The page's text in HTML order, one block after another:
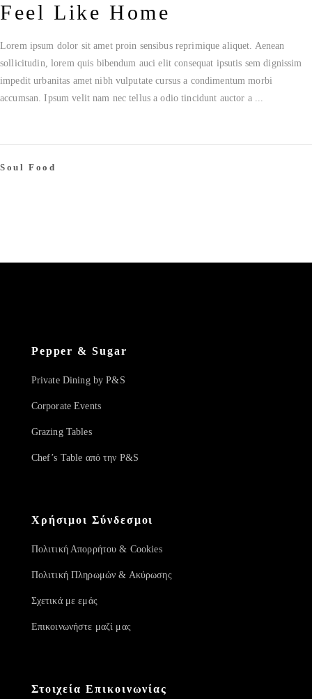
Feel Like Home
Lorem ipsum dolor sit amet proin sensibus reprimique aliquet. Aenean
sollicitudin, lorem quis bibendum auci elit consequat ipsutis sem dignissim
impedit urbanitas amet nibh vulputate cursus a condimentum morbi
accumsan. Ipsum velit nam nec tellus a odio tincidunt auctor a
Soul Food
Pepper & Sugar
Private Dining by P&S
Corporate Events
Grazing Tables
Chef’s Table από την P&S
Χρήσιμοι Σύνδεσμοι
Πολιτική Απορρήτου & Cookies
Πολιτική Πληρωμών & Ακύρωσης
Σχετικά με εμάς
Επικοινωνήστε μαζί μας
Στοιχεία Επικοινωνίας